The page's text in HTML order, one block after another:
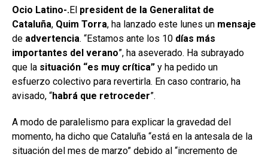
Ocio Latino-.El president de la Generalitat de
Cataluña, Quim Torra, ha lanzado este lunes un mensaje
de advertencia. “Estamos ante los 10 días más
importantes del verano”, ha aseverado. Ha subrayado
que la situación “es muy crítica” y ha pedido un
esfuerzo colectivo para revertirla. En caso contrario, ha
avisado, “habrá que retroceder”.
A modo de paralelismo para explicar la gravedad del
momento, ha dicho que Cataluña “está en la antesala de la
situación del mes de marzo” debido al “incremento de